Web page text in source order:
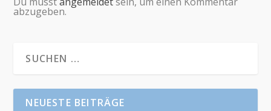
abzugeben.
NEUESTE BEITRÄGE